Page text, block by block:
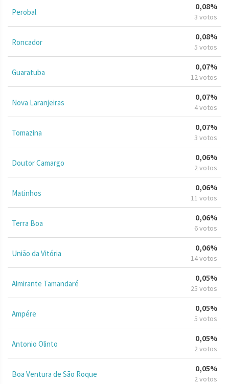
Perobal
0,08%
3 votos
Roncador
0,08%
5 votos
Guaratuba
0,07%
12 votos
Nova Laranjeiras
0,07%
4 votos
Tomazina
0,07%
3 votos
Doutor Camargo
0,06%
2 votos
Matinhos
0,06%
11 votos
Terra Boa
0,06%
6 votos
União da Vitória
0,06%
14 votos
Almirante Tamandaré
0,05%
25 votos
Ampére
0,05%
5 votos
Antonio Olinto
0,05%
2 votos
Boa Ventura de São Roque
0,05%
2 votos